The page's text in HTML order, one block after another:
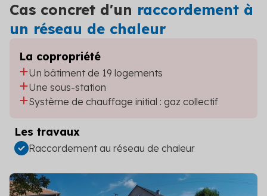
Cas concret d'un raccordement à
un réseau de chaleur
La copropriété
Un bâtiment de 19 logements
Une sous-station
Système de chauffage initial : gaz collectif
Les travaux
Raccordement au réseau de chaleur